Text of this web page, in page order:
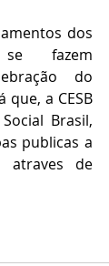
dos
fazem
do
a CESB
Brasil,
publicas a
atraves de